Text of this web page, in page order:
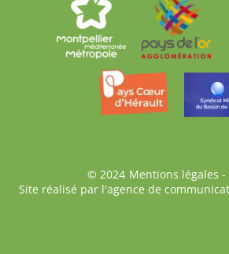
Bas © 2024 Mentions légales
Site réalisé par l'agence de